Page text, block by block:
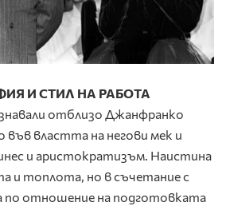
И СТИЛ НА РАБОТА
отблизо Джанфранко
във властта на негови мек и
и аристократизъм. Наистина
и топлота, но в съчетание с
по отношение на подготовката